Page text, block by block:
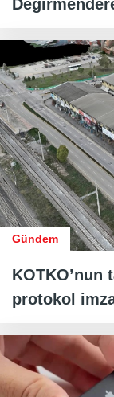
Gündem
KOTKO’nun
protokol